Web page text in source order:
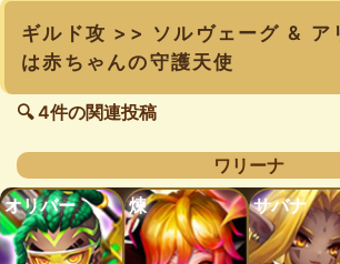
ギルド攻 >> ソルヴェーグ & ア
は赤ちゃんの守護天使
🔍 4件の関連投稿
ワリーナ
オリバー
煉 サバナ